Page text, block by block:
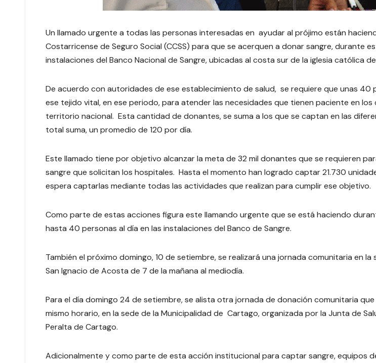
Un llamado urgente a todas las personas interesadas en ayudar al prójimo están
Costarricense de Seguro Social (CCSS) para que se acerquen a donar sangre, durante
instalaciones del Banco Nacional de Sangre, ubicadas al costa sur de la iglesia católica
De acuerdo con autoridades de ese establecimiento de salud, se requiere que unas 40
ese tejido vital, en ese periodo, para atender las necesidades que tienen paciente en
territorio nacional. Esta cantidad de donantes, se suma a los que se captan en las
total suma, un promedio de 120 por día.
Este llamado tiene por objetivo alcanzar la meta de 32 mil donantes que se requieren
sangre que solicitan los hospitales. Hasta el momento han logrado captar 21.730
espera captarlas mediante todas las actividades que realizan para cumplir ese objetivo.
Como parte de estas acciones figura este llamando urgente que se está haciendo
hasta 40 personas al día en las instalaciones del Banco de Sangre.
También el próximo domingo, 10 de setiembre, se realizará una jornada comunitaria en la
San Ignacio de Acosta de 7 de la mañana al mediodía.
Para el día domingo 24 de setiembre, se alista otra jornada de donación comunitaria que
mismo horario, en la sede de la Municipalidad de Cartago, organizada por la Junta de
Peralta de Cartago.
Adicionalmente y como parte de esta acción institucional para captar sangre, equipos